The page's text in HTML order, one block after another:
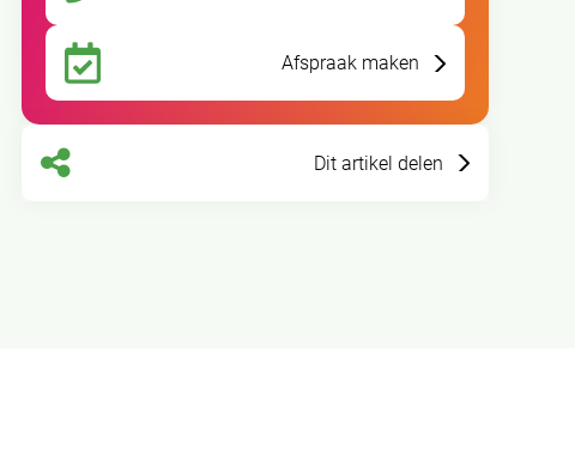
Afspraak maken
Dit artikel delen